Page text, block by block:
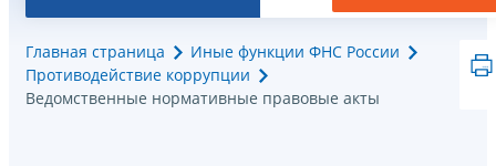
Главная страница
Иные функции ФНС России
Противодействие коррупции
Ведомственные нормативные правовые акты